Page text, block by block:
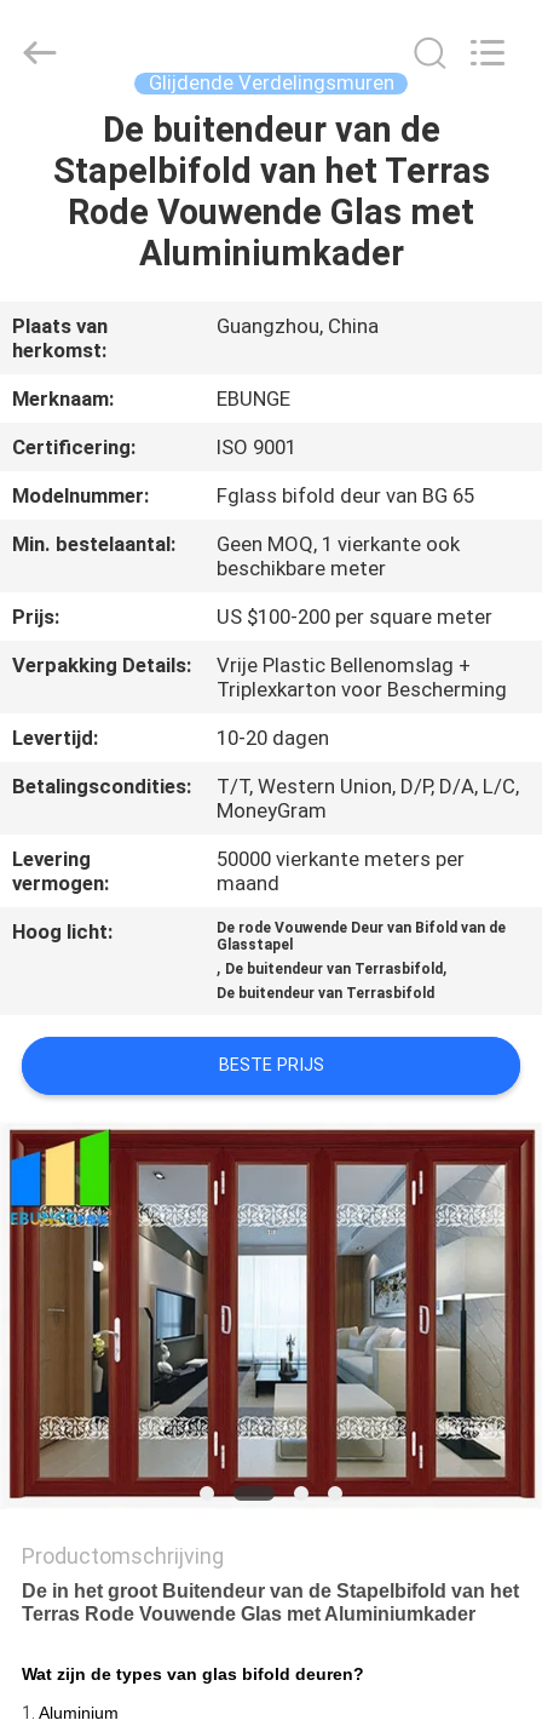
PRODUCTEN
ONS
FABRIEKSREIS
KWALITEITSCONTROLE
CONTACTEER
ONS
NIEUWS
VERZOEK
OM
CITAAT
SITEMAP
PRIVACY
POLICY
Material
Industrial
Glijdende Verdelingsmuren
De buitendeur van de
Stapelbifold van het Terras
Rode Vouwende Glas met
Aluminiumkader
Plaats van
herkomst:
Guangzhou, China
Merknaam:
EBUNGE
Certificering:
ISO 9001
Modelnummer:
Fglass bifold deur van BG 65
Min. bestelaantal:
Geen MOQ, 1 vierkante ook
beschikbare meter
Prijs:
US $100-200 per square meter
Verpakking Details:
Vrije Plastic Bellenomslag +
Triplexkarton voor Bescherming
Levertijd:
10-20 dagen
Betalingscondities:
T/T, Western Union, D/P, D/A, L/C,
MoneyGram
Levering
vermogen:
50000 vierkante meters per
maand
Hoog licht:
De rode Vouwende Deur van Bifold van de
Glasstapel
, De buitendeur van Terrasbifold ,
De buitendeur van Terrasbifold
BESTE PRIJS
Productomschrijving
De in het groot Buitendeur van de Stapelbifold van het
Terras Rode Vouwende Glas met Aluminiumkader
Wat zijn de types van glas bifold deuren?
1. Aluminium